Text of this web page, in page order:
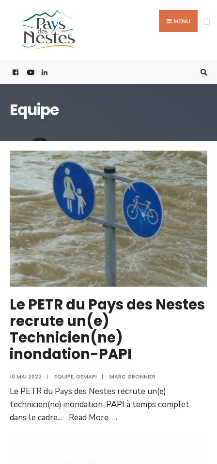
MENU
Equipe
Le PETR du Pays des Nestes
recrute un(e)
Technicien(ne)
inondation-PAPI
10 MAI 2022 | EQUIPE,GEMAPI | MARC GRONNIER
Le PETR du Pays des Nestes recrute un(e)
technicien(ne) inondation-PAPI à temps complet
dans le cadre... Read More →